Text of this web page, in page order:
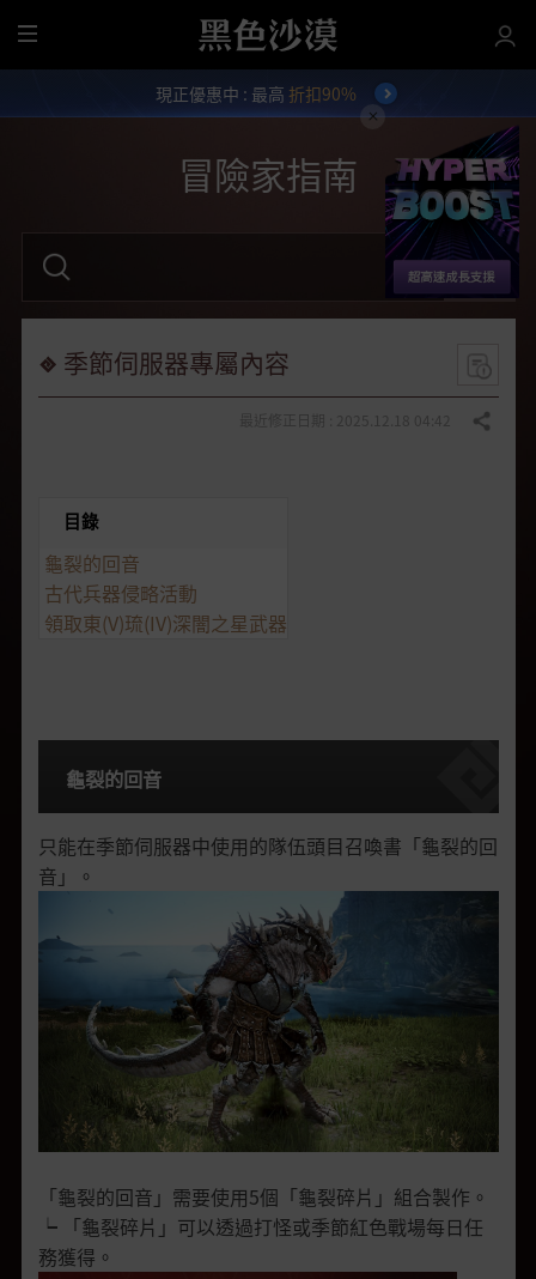
全
部
單
現正優惠中 : 最高 折扣90%
冒險家指南
關
鍵
季節伺服器專屬內容
分享
目錄
龜裂的回音
古代兵器侵略活動
領取東(V)琉(IV)深闇之星武器
龜裂的回音
只能在季節伺服器中使用的隊伍頭目召喚書「龜裂的回
音」。
「龜裂的回音」需要使用5個「龜裂碎片」組合製作。
┕ 「龜裂碎片」可以透過打怪或季節紅色戰場每日任
務獲得。